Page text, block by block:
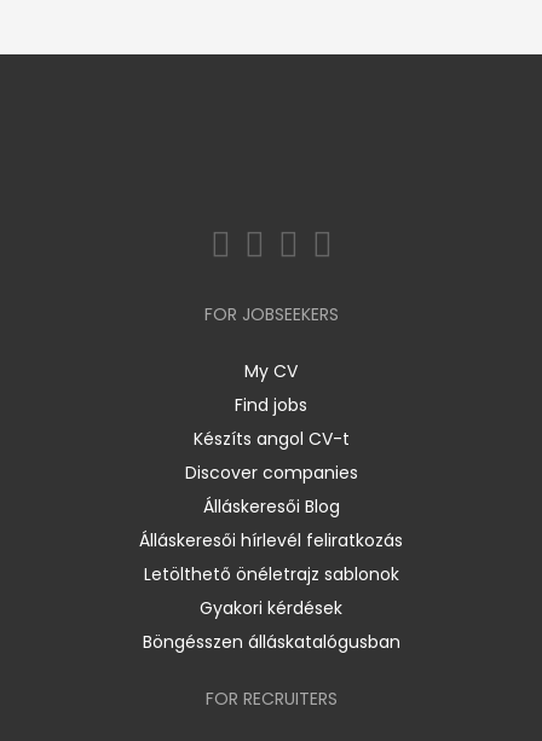
FOR JOBSEEKERS
My CV
Find jobs
Készíts angol CV-t
Discover companies
Álláskeresői Blog
Álláskeresői hírlevél feliratkozás
Letölthető önéletrajz sablonok
Gyakori kérdések
Böngésszen álláskatalógusban
FOR RECRUITERS